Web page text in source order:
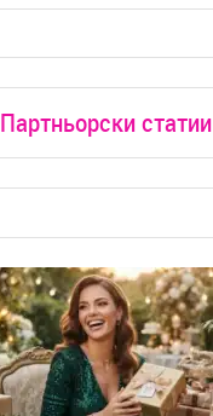
Партньорски статии